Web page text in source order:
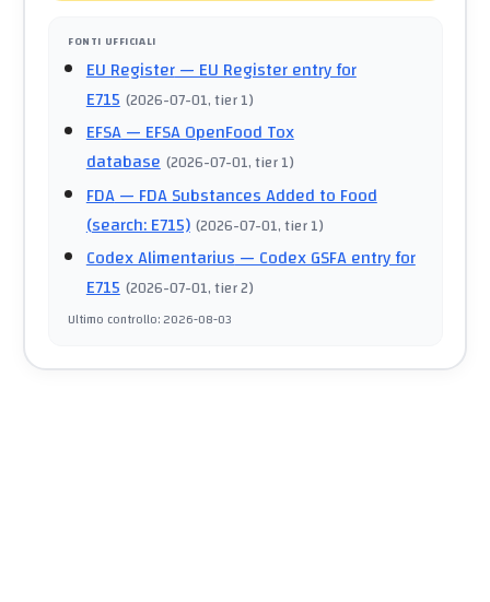
FONTI UFFICIALI
EU Register— EU Register entry for
E715 (2026-07-01, tier 1)
EFSA— EFSA OpenFood Tox
database (2026-07-01, tier 1)
FDA— FDA Substances Added to Food
(search: E715) (2026-07-01, tier 1)
Codex Alimentarius— Codex GSFA entry for
E715 (2026-07-01, tier 2)
Ultimo controllo:2026-08-03